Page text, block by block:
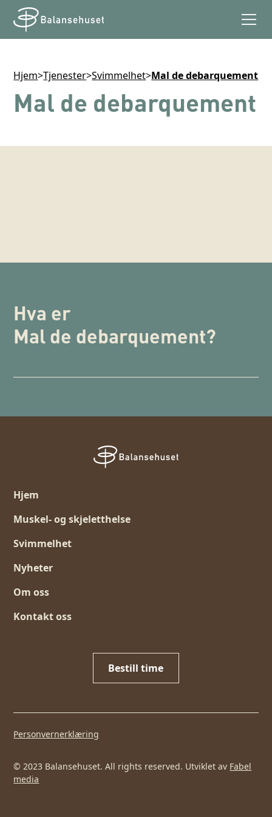
Hjem>Tjenester>Svimmelhet>Mal de debarquement
Mal de debarquement
Hva er
Mal de debarquement?
Hjem
Muskel- og skjeletthelse
Svimmelhet
Nyheter
Om oss
Kontakt oss
Bestill time
Personvernerklæring
© 2023 Balansehuset. All rights reserved. Utviklet av Fabel
media